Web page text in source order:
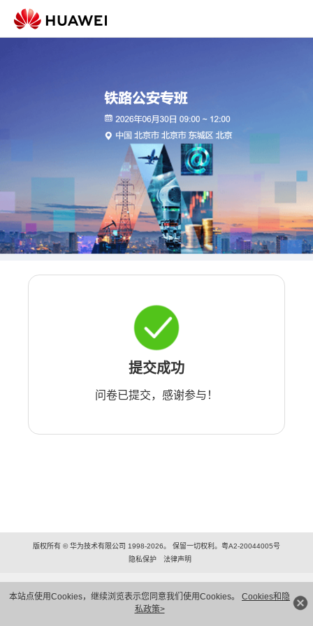
本站点使用Cookies，继续浏览表示您同意我们使用Cookies。 Cookies和隐
私政策>
提交成功
问卷已提交，感谢参与！
版权所有 © 华为技术有限公司 1998-2026。 保留一切权利。粤A2-20044005号
隐私保护
法律声明